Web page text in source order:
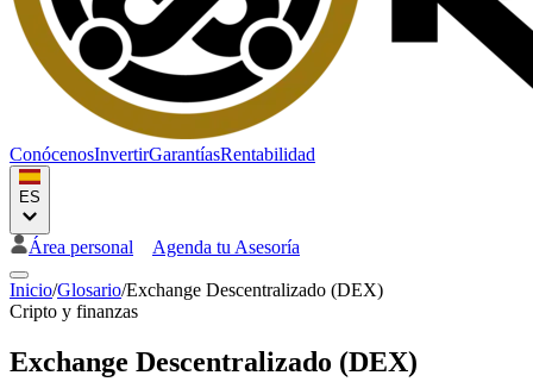
ConócenosInvertirGarantíasRentabilidad
ES
Área personal Agenda tu Asesoría
Inicio/Glosario/Exchange Descentralizado (DEX)
Cripto y finanzas
Exchange Descentralizado (DEX)